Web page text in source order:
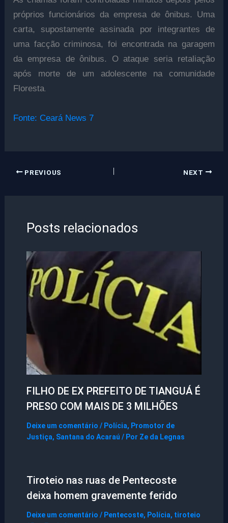
próprios funcionários da empresa de ônibus. Uma
carta, supostamente assinada por integrantes de
uma facção criminosa, foi encontrada na garagem
da empresa de ônibus. O ataque seria retaliação
após morte de um adolescente na comunidade
Floresta
Fonte: Ceará News 7
PREVIOUS NEXT
Posts relacionados
FILHO DE EX PREFEITO DE TIANGUÁ É
PRESO COM MAIS DE 3 MILHÕES
Deixe um comentário / Polícia, Promotor de
Justiça, Santana do Acaraú / Por Ze da Legnas
Tiroteio nas ruas de Pentecoste
deixa homem gravemente ferido
Deixe um comentário / Pentecoste, Polícia, tiroteio